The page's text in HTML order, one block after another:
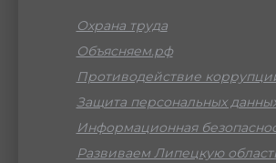
Охрана труда
Объясняем.рф
Противодействие
Защита персональных
Информационная
Развиваем Липецкую